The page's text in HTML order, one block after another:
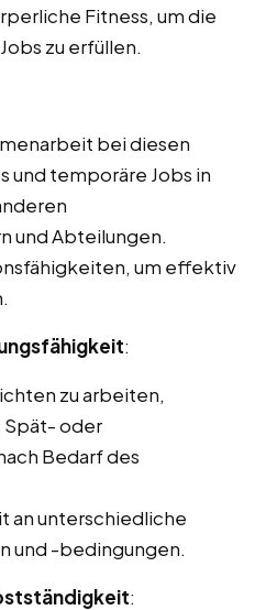
Fitness, um die
zu erfüllen.
bei diesen
und temporäre Jobs in
und Abteilungen.
um effektiv
:
zu arbeiten,
Spät- oder
Bedarf des
an unterschiedliche
und -bedingungen.
: